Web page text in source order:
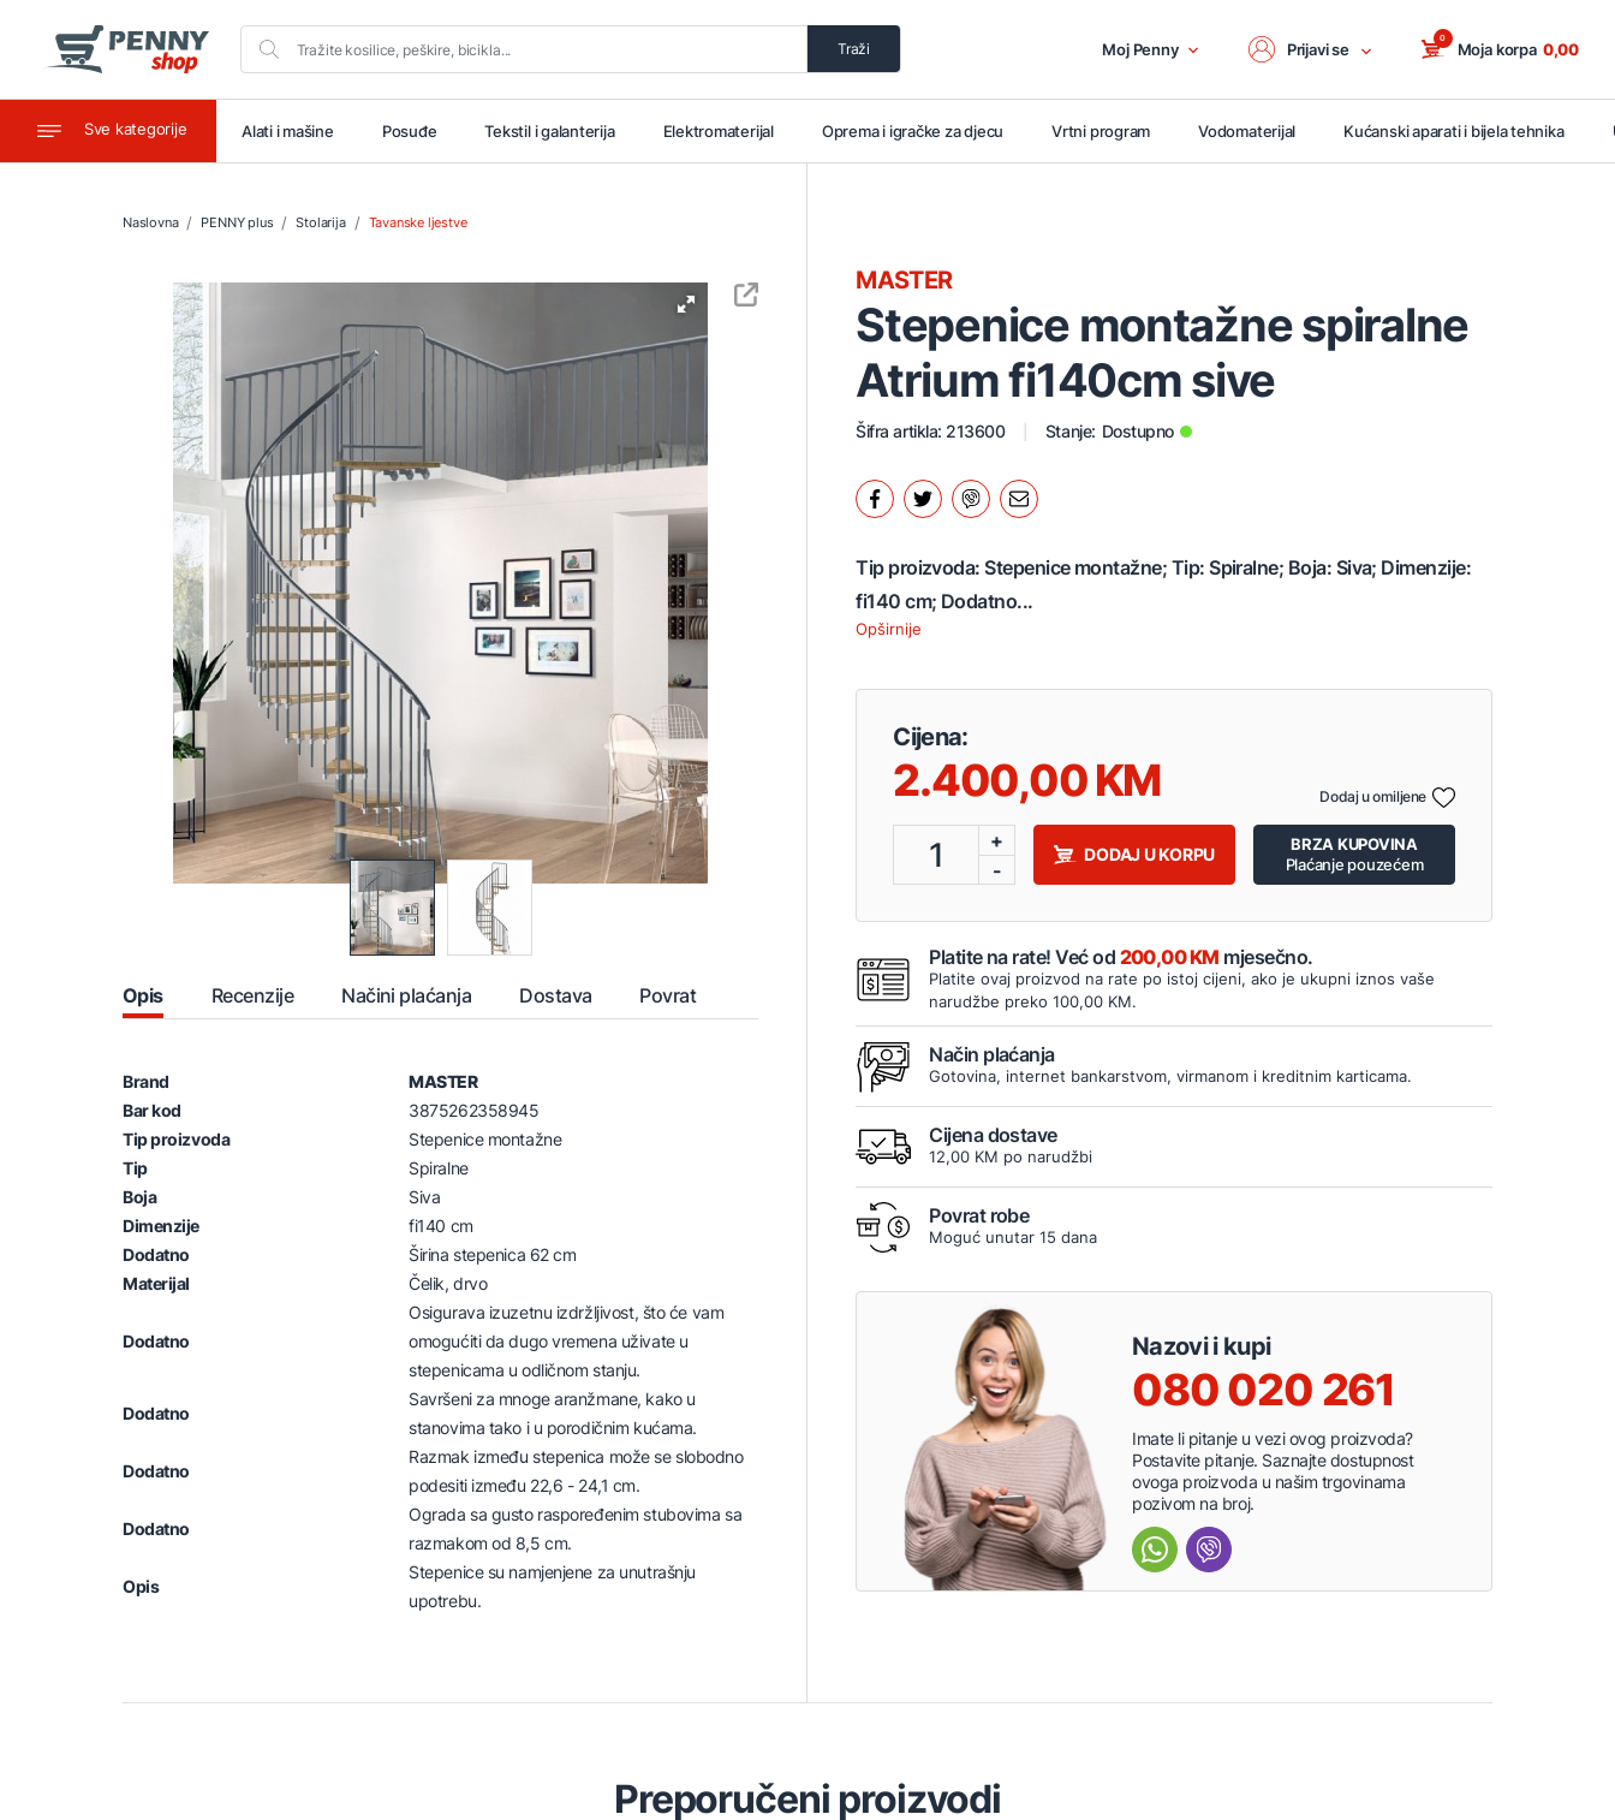
Traži Moj Penny Prijavi se Moja korpa
0
0,00
Sve kategorije
Ugostiteljstvo Alati i mašine Posuđe Tekstil i galanterija Elektromaterijal Oprema i igračke za djecu Vrtni program Vodomaterijal Kućanski aparati i bijela tehnika
Naslovna PENNY plus Stolarija Tavanske ljestve
Opis Recenzije Načini plaćanja Dostava Povrat
Brand
MASTER
Bar kod
3875262358945
Tip proizvoda
Stepenice montažne
Tip
Spiralne
Boja
Siva
Dimenzije
fi140 cm
Dodatno
Širina stepenica 62 cm
Materijal
Čelik, drvo
Dodatno
Osigurava izuzetnu izdržljivost, što će vam
omogućiti da dugo vremena uživate u
stepenicama u odličnom stanju.
Dodatno
Savršeni za mnoge aranžmane, kako u
stanovima tako i u porodičnim kućama.
Dodatno
Razmak između stepenica može se slobodno
podesiti između 22,6 - 24,1 cm.
Dodatno
Ograda sa gusto raspoređenim stubovima sa
razmakom od 8,5 cm.
Opis
Stepenice su namjenjene za unutrašnju
upotrebu.
Stepenice montažne spiralne
Atrium fi140cm sive
MASTER
Šifra artikla: 213600 Stanje: Dostupno
Tip proizvoda: Stepenice montažne; Tip: Spiralne; Boja: Siva; Dimenzije:
fi140 cm; Dodatno...
Opširnije
Cijena:
2.400,00
1
+
-
DODAJ U KORPU
BRZA KUPOVINA
Plaćanje pouzećem
Dodaj u omiljene
Platite na rate! Već od 200,00 KM mjesečno.
Platite ovaj proizvod na rate po istoj cijeni, ako je ukupni iznos vaše
narudžbe preko 100,00 KM.
Način plaćanja
Gotovina, internet bankarstvom, virmanom i kreditnim karticama.
Cijena dostave
12,00 KM po narudžbi
Povrat robe
Moguć unutar 15 dana
Nazovi i kupi
080 020 261
Imate li pitanje u vezi ovog proizvoda?
Postavite pitanje. Saznajte dostupnost
ovoga proizvoda u našim trgovinama
pozivom na broj.
Preporučeni proizvodi